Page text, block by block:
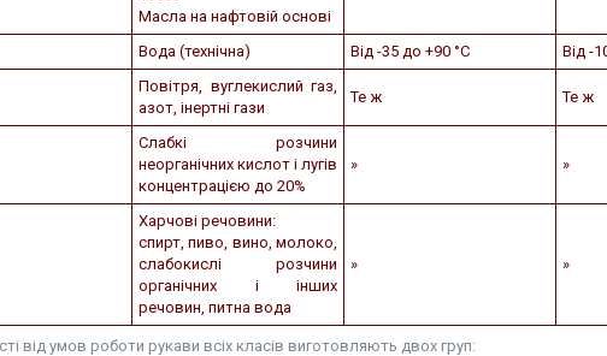
Масла на нафтовій основі
Вода (технічна) Від -35 до +90 °С Від -
Повітря, вуглекислий газ,
азот, інертні гази
Те ж Те ж
Слабкі розчини
неорганічних кислот і лугів
концентрацією до 20%
» »
Харчові речовини:
спирт, пиво, вино, молоко,
слабокислі розчини
органічних і інших
речовин, питна вода
» »
від умов роботи рукави всіх класів виготовляють двох груп: